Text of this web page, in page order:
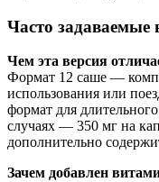
Часто задаваемые
Чем эта версия
Формат 12 саше —
использования или
формат для
случаях — 350 мг на
дополнительно
Зачем добавлен